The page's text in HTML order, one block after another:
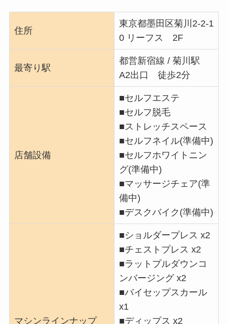
住所
東京都墨田区菊川2-2-1
0 リーフス 2F
最寄り駅
都営新宿線 / 菊川駅
A2出口 徒歩2分
店舗設備
■セルフエステ
■セルフ脱毛
■ストレッチスペース
■セルフネイル(準備中)
■セルフホワイトニン
グ(準備中)
■マッサージチェア(準
備中)
■デスクバイク(準備中)
マシンラインナップ
■ショルダープレス x2
■チェストプレス x2
■ラットプルダウンコ
ンバージング x2
■バイセップスカール
x1
■ディップス x2